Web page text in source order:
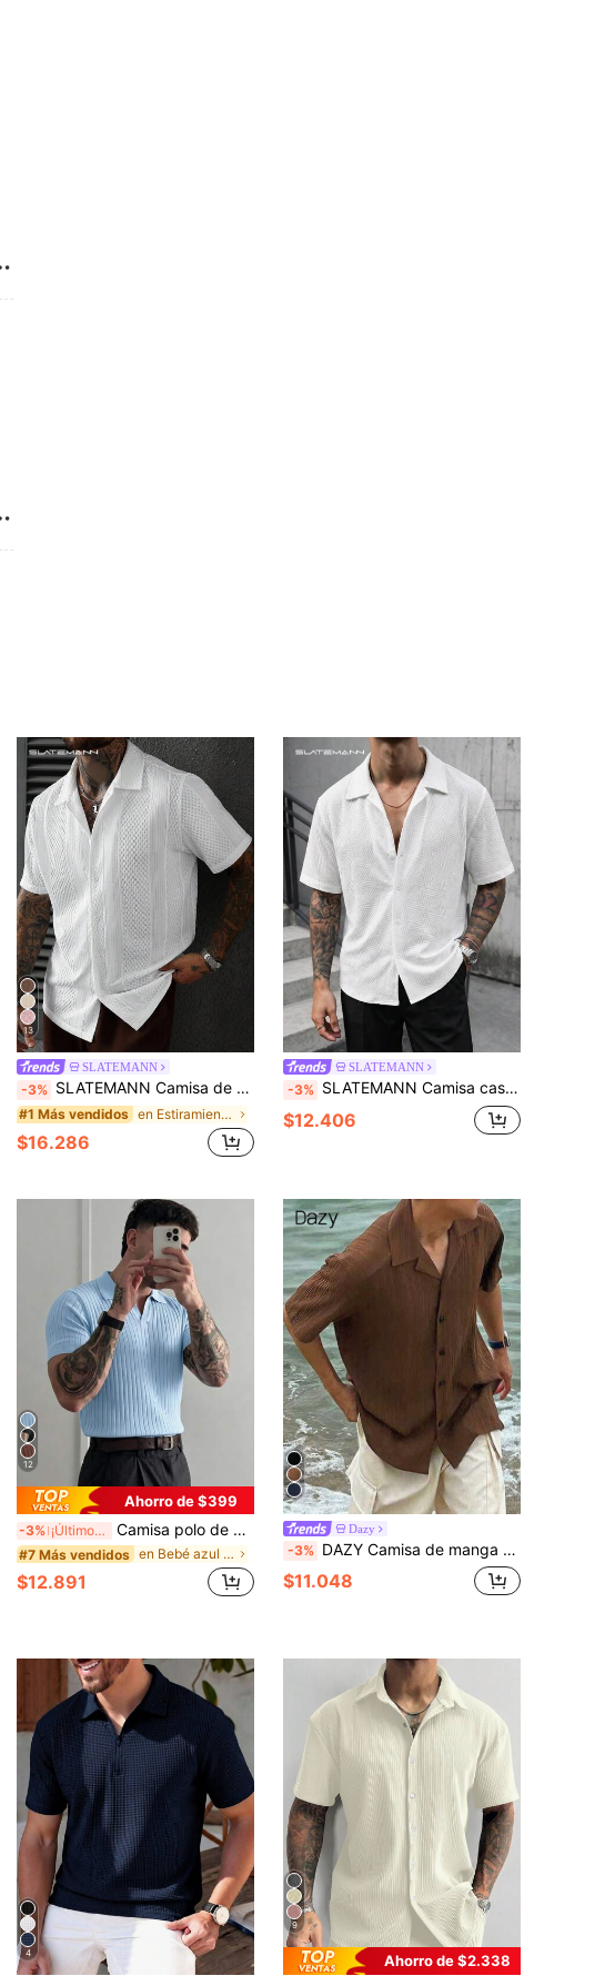
13
SLATEMANN
-3% SLATEMANN Camisa de manga corta de punto jacquard de unicolor para hombre
#1 Más vendidos en Estiramiento medio Camisas de hombre
$16.286
SLATEMANN
-3% SLATEMANN Camisa casual de manga corta de un solo pecho de unicolor para uso diario para hombres
$12.406
12
Ahorro de $399
-3% ¡Últimos 3 días Camisa polo de punto con cuello de aviador acanalado para hombre, de manga corta, moda de verano
#7 Más vendidos en Bebé azul Polos para hombre
$12.891
Dazy
-3% DAZY Camisa de manga corta con cuello vuelto y botonadura para hombre, color liso, para verano y vacaciones de otoño
$11.048
4
9
Ahorro de $2.338